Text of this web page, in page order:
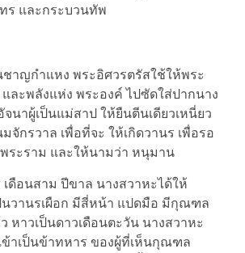
ร และกระบวนทัพ
ชาญกำแหง พระอิศวรตรัสใช้ให้พระ
ละพลังแห่ง พระองค์ ไปซัดใส่ปากนาง
นาผู้เป็นแม่สาป ให้ยืนตีนเดียวเหนี่ยว
จักรวาล เพื่อที่จะ ให้เกิดวานร เพื่อรอ
ระราม และให้นามว่า หนุมาน
ดือนสาม ปีขาล นางสวาหะได้ให้
นวานรเผือก มีสี่หน้า แปดมือ มีกุณฑล
หาวเป็นดาวเดือนตะวัน นางสวาหะ
ข้าเป็นข้าทหาร ของผู้ที่เห็นกุณฑล